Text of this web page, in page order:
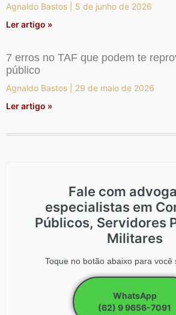
Agnaldo Bastos
5 de junho de 2026
Ler artigo »
7 erros no TAF que podem te
público
Agnaldo Bastos
29 de maio de 2026
Ler artigo »
Fale com
especialistas em
Públicos, Servidores
Militares
Toque no botão abaixo para você
WhatsApp
(62) 9 9656-7091